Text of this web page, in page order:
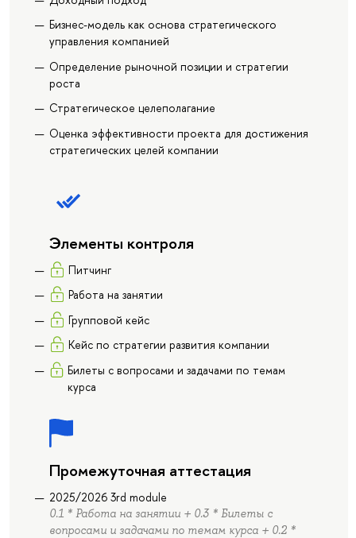
Бизнес-модель как основа стратегического
управления компанией
Определение рыночной позиции и стратегии
роста
Стратегическое целеполагание
Оценка эффективности проекта для достижения
стратегических целей компании
Элементы контроля
Питчинг
Работа на занятии
Групповой кейс
Кейс по стратегии развития компании
Билеты с вопросами и задачами по темам
курса
Промежуточная аттестация
2025/2026 3rd module
0.1 * Работа на занятии + 0.3 * Билеты с
вопросами и задачами по темам курса + 0.2 *